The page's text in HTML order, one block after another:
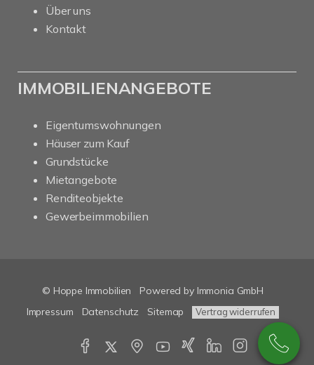
Über uns
Kontakt
IMMOBILIENANGEBOTE
Eigentumswohnungen
Häuser zum Kauf
Grundstücke
Mietangebote
Renditeobjekte
Gewerbeimmobilien
© Hoppe Immobilien
Powered by Immonia GmbH
Impressum
Datenschutz Sitemap Vertrag widerrufen